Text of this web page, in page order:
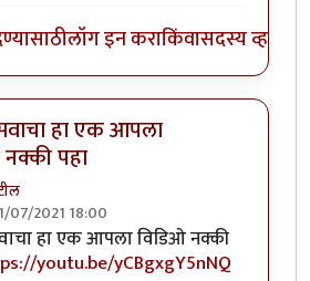
लॉग इन कराकिंवासदस्य व्हा
हा एक आपला
पहा
07/2021 18:00
toसध्या बंद असेल.byकंजूस
हा एक आपला विडिओ नक्की
youtu.be/yCBgxgY5nNQ